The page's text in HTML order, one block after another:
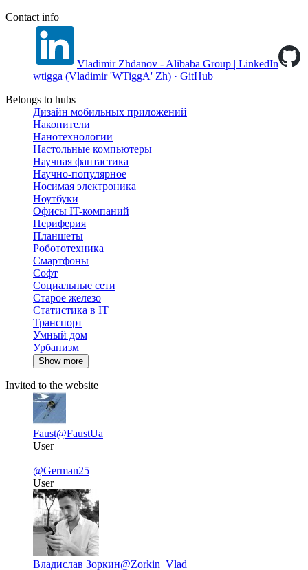
Contact info
Vladimir Zhdanov - Alibaba Group | LinkedIn
wtigga (Vladimir 'WTiggA' Zh) · GitHub
Belongs to hubs
Дизайн мобильных приложений
Накопители
Нанотехнологии
Настольные компьютеры
Научная фантастика
Научно-популярное
Носимая электроника
Ноутбуки
Офисы IT-компаний
Периферия
Планшеты
Робототехника
Смартфоны
Софт
Социальные сети
Старое железо
Статистика в IT
Транспорт
Умный дом
Урбанизм
Show more
Invited to the website
Faust@FaustUa
User
@German25
User
Владислав Зоркин@Zorkin_Vlad